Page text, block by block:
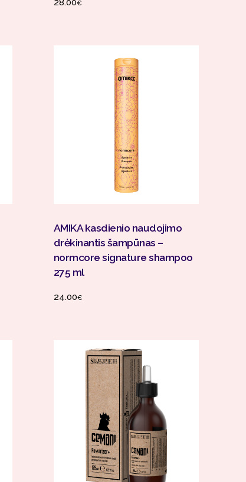
€
AMIKA kasdienio naudojimo
drėkinantis šampūnas –
normcore signature shampoo
275 ml
24.00€